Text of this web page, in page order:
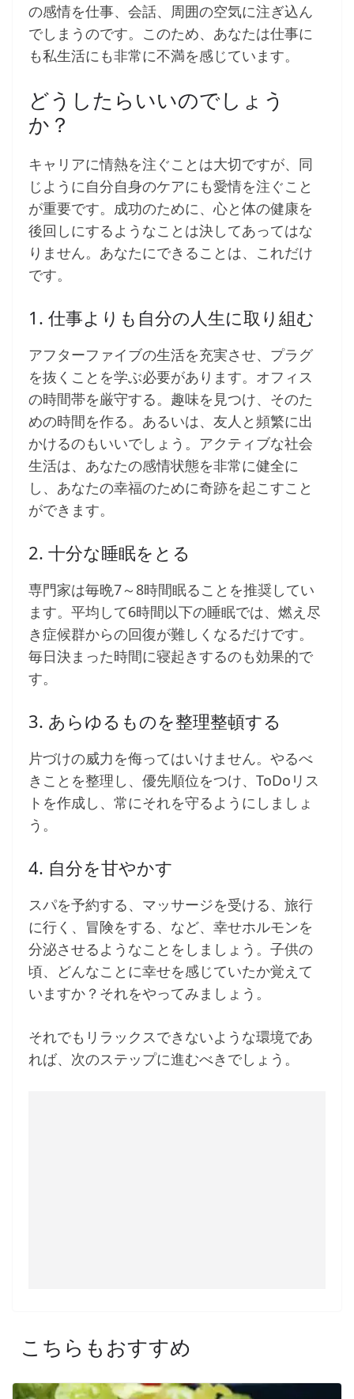
の感情を仕事、会話、周囲の空気に注ぎ込ん
でしまうのです。このため、あなたは仕事に
も私生活にも非常に不満を感じています。
どうしたらいいのでしょう
か？
キャリアに情熱を注ぐことは大切ですが、同
じように自分自身のケアにも愛情を注ぐこと
が重要です。成功のために、心と体の健康を
後回しにするようなことは決してあってはな
りません。あなたにできることは、これだけ
です。
1. 仕事よりも自分の人生に取り組む
アフターファイブの生活を充実させ、プラグ
を抜くことを学ぶ必要があります。オフィス
の時間帯を厳守する。趣味を見つけ、そのた
めの時間を作る。あるいは、友人と頻繁に出
かけるのもいいでしょう。アクティブな社会
生活は、あなたの感情状態を非常に健全に
し、あなたの幸福のために奇跡を起こすこと
ができます。
2. 十分な睡眠をとる
専門家は毎晩7～8時間眠ることを推奨してい
ます。平均して6時間以下の睡眠では、燃え尽
き症候群からの回復が難しくなるだけです。
毎日決まった時間に寝起きするのも効果的で
す。
3. あらゆるものを整理整頓する
片づけの威力を侮ってはいけません。やるべ
きことを整理し、優先順位をつけ、ToDoリス
トを作成し、常にそれを守るようにしましょ
う。
4. 自分を甘やかす
スパを予約する、マッサージを受ける、旅行
に行く、冒険をする、など、幸せホルモンを
分泌させるようなことをしましょう。子供の
頃、どんなことに幸せを感じていたか覚えて
いますか？それをやってみましょう。
それでもリラックスできないような環境であ
れば、次のステップに進むべきでしょう。
こちらもおすすめ